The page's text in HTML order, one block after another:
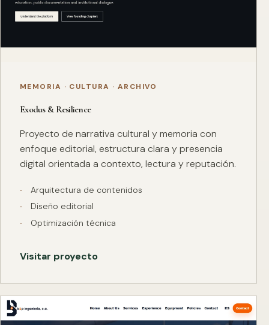
MEMORIA · CULTURA · ARCHIVO
Exodus & Resilience
Proyecto de narrativa cultural y memoria con
enfoque editorial, estructura clara y presencia
digital orientada a contexto, lectura y reputación.
Arquitectura de contenidos
Diseño editorial
Optimización técnica
Visitar proyecto